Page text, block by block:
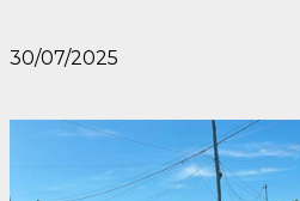
30/07/2025